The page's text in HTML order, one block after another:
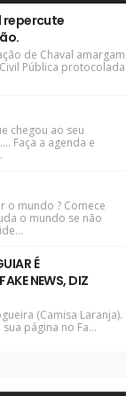
repercute
de Chaval amargam
Pública protocolada
chegou ao seu
Faça a agenda e
o mundo ? Comece
o mundo se não
É
NEWS, DIZ
(Camisa Laranja).
página no Fa...